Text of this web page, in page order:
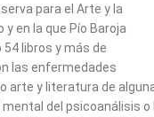
para el Arte y la
en la que Pío Baroja
libros y más de
las enfermedades
arte y literatura de
del psicoanálisis o